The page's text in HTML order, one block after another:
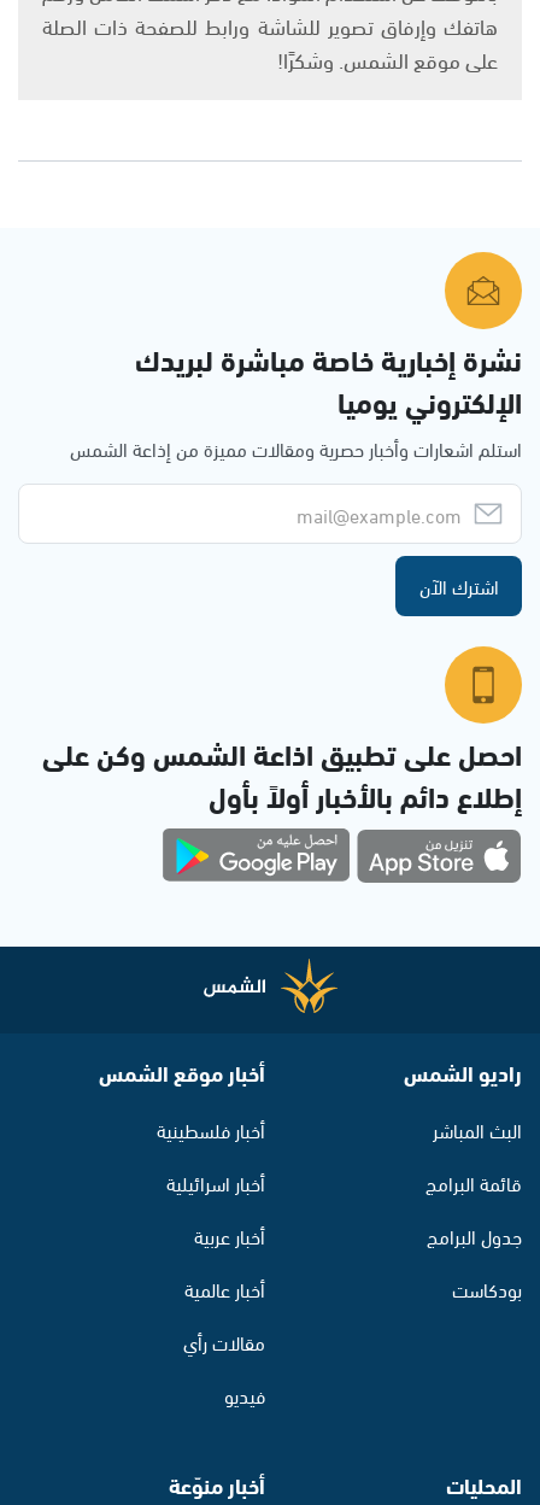
هاتفك وإرفاق تصوير للشاشة ورابط للصفحة ذات الصلة
على موقع الشمس. وشكرًا!
نشرة إخبارية خاصة مباشرة لبريدك
الإلكتروني يوميا
استلم اشعارات وأخبار حصرية ومقالات مميزة من إذاعة الشمس
اشترك الآن
احصل على تطبيق اذاعة الشمس وكن على
إطلاع دائم بالأخبار أولاً بأول
راديو الشمس
البث المباشر
قائمة البرامج
جدول البرامج
بودكاست
أخبار موقع الشمس
أخبار فلسطينية
أخبار اسرائيلية
أخبار عربية
أخبار عالمية
مقالات رأي
فيديو
المحليات أخبار منوّعة